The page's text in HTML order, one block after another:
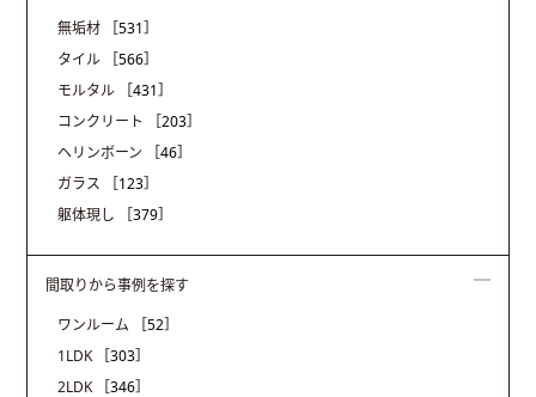
無垢材
［531］
タイル
［566］
モルタル
［431］
コンクリート
［203］
ヘリンボーン
［46］
ガラス
［123］
躯体現し
［379］
間取りから事例を探す
ワンルーム
［52］
1LDK
［303］
2LDK
［346］